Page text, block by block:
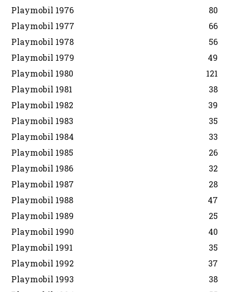
Playmobil 1976
80
Playmobil 1977
66
Playmobil 1978
56
Playmobil 1979
49
Playmobil 1980
121
Playmobil 1981
38
Playmobil 1982
39
Playmobil 1983
35
Playmobil 1984
33
Playmobil 1985
26
Playmobil 1986
32
Playmobil 1987
28
Playmobil 1988
47
Playmobil 1989
25
Playmobil 1990
40
Playmobil 1991
35
Playmobil 1992
37
Playmobil 1993
38